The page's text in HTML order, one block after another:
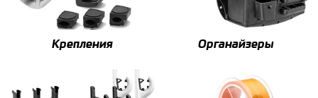
Крепления Органайзеры